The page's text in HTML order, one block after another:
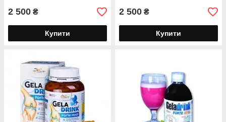
2 500 ₴
Купити
2 500 ₴
Купити